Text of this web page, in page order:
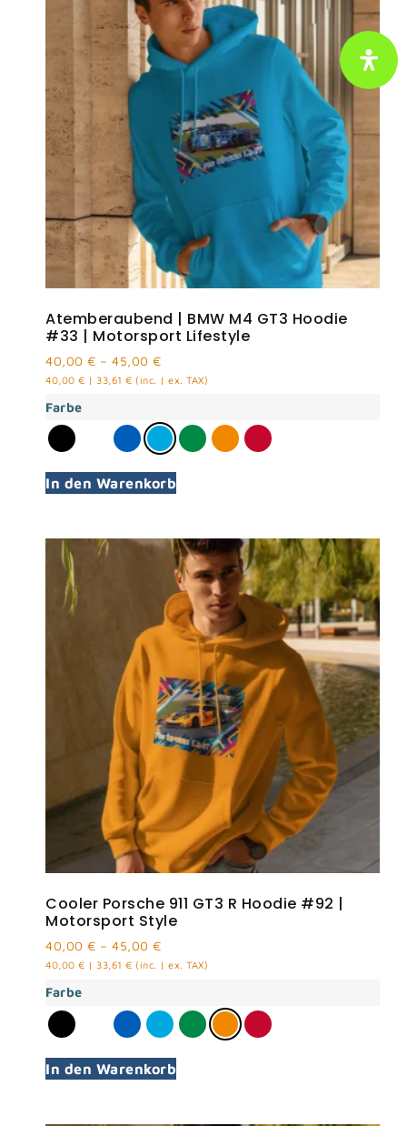
Atemberaubend | BMW M4 GT3 Hoodie
#33 | Motorsport Lifestyle
40,00 € – 45,00 €
40,00 € | 33,61 € (inc. | ex. TAX)
Farbe
In den Warenkorb
Cooler Porsche 911 GT3 R Hoodie #92 |
Motorsport Style
40,00 € – 45,00 €
40,00 € | 33,61 € (inc. | ex. TAX)
Farbe
In den Warenkorb